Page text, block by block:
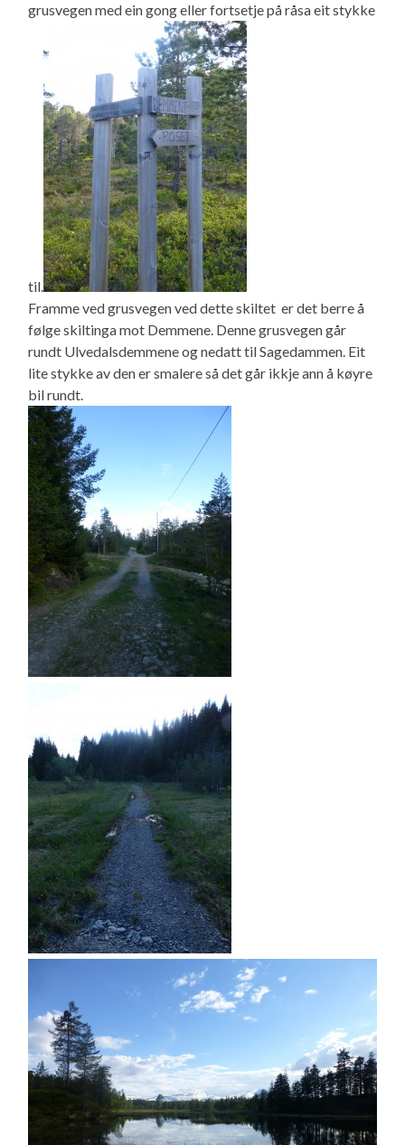
grusvegen med ein gong eller fortsetje på råsa eit stykke
til.
Framme ved grusvegen ved dette skiltet er det berre å
følge skiltinga mot Demmene. Denne grusvegen går
rundt Ulvedalsdemmene og nedatt til Sagedammen. Eit
lite stykke av den er smalere så det går ikkje ann å køyre
bil rundt.